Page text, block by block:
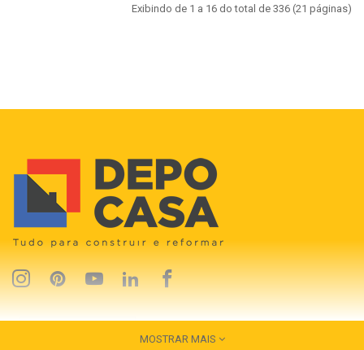
Exibindo de 1 a 16 do total de 336 (21 páginas)
MOSTRAR MAIS